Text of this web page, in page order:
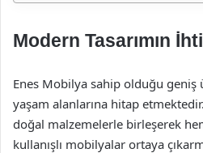
Modern Tasarımın
Enes Mobilya sahip olduğu
yaşam alanlarına hitap
doğal malzemelerle birleşerek
kullanışlı mobilyalar ortaya